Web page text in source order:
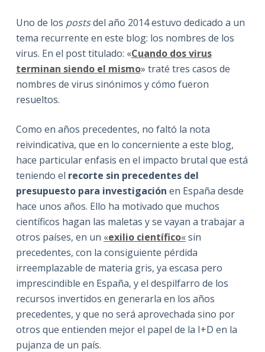
Uno de los postsdel año 2014 estuvo dedicado a un
tema recurrente en este blog: los nombres de los
virus. En el post titulado: «Cuando dos virus
terminan siendo el mismo» traté tres casos de
nombres de virus sinónimos y cómo fueron
resueltos.
Como en años precedentes, no faltó la nota
reivindicativa, que en lo concerniente a este blog,
hace particular enfasis en el impacto brutal que está
teniendo el recorte sin precedentes del
presupuesto para investigación en España desde
hace unos años. Ello ha motivado que muchos
científicos hagan las maletas y se vayan a trabajar a
otros países, en un «exilio científico«sin
precedentes, con la consiguiente pérdida
irreemplazable de materia gris, ya escasa pero
imprescindible en España, y el despilfarro de los
recursos invertidos en generarla en los años
precedentes, y que no será aprovechada sino por
otros que entienden mejor el papel de la I+D en la
pujanza de un país.